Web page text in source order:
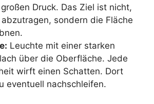
Druck. Das Ziel ist nicht,
sondern die Fläche
Leuchte mit einer starken
über die Oberfläche. Jede
wirft einen Schatten. Dort
eventuell nachschleifen.